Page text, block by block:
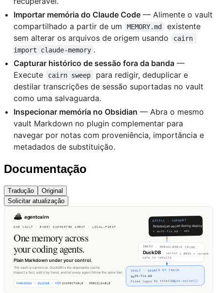
Importar memória do Claude Code — Alimente o vault
compartilhado a partir de um
MEMORY.md
existente
sem alterar os arquivos de origem usando
cairn
import claude-memory .
Capturar histórico de sessão fora da banda —
Execute
cairn sweep
para redigir, deduplicar e
destilar transcrições de sessão suportadas no vault
como uma salvaguarda.
Inspecionar memória no Obsidian — Abra o mesmo
vault Markdown no plugin complementar para
navegar por notas com proveniência, importância e
metadados de substituição.
Documentação
Tradução
Original
Solicitar atualização